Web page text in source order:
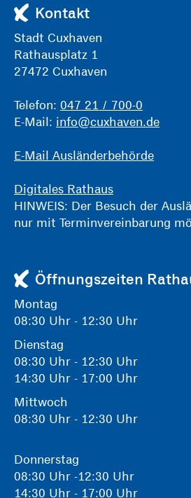
Kontakt
Stadt Cuxhaven
Rathausplatz 1
27472 Cuxhaven
Telefon: 047 21 / 700-0
E-Mail: info@cuxhaven.de
E-Mail Ausländerbehörde
Digitales Rathaus
HINWEIS: Der Besuch der
nur mit Terminvereinbarung
Öffnungszeiten
Montag
08:30 Uhr - 12:30 Uhr
Dienstag
08:30 Uhr - 12:30 Uhr
14:30 Uhr - 17:00 Uhr
Mittwoch
08:30 Uhr - 12:30 Uhr
Donnerstag
08:30 Uhr -12:30 Uhr
14:30 Uhr - 17:00 Uhr